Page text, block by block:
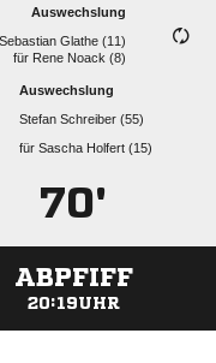
Auswechslung
  
für   
Auswechslung
  
für  
70'
ABPFIFF
20:19UHR